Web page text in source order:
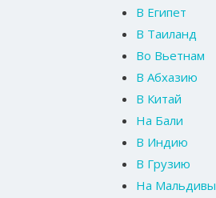
В Египет
В Таиланд
Во Вьетнам
В Абхазию
В Китай
На Бали
В Индию
В Грузию
На Мальдивы